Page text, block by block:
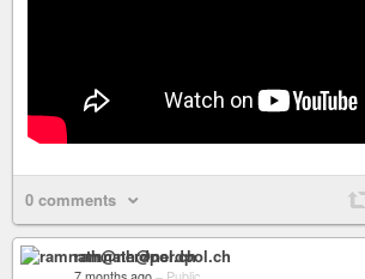
0 comments
ramnath@nerdpol.ch